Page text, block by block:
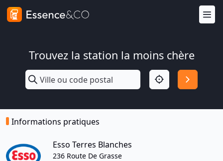
Trouvez la station la moins chère
Informations pratiques
Esso Terres Blanches
236 Route De Grasse